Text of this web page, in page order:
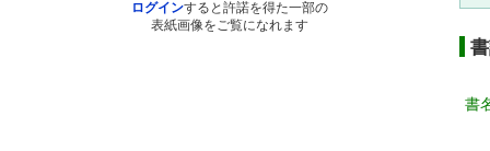
ログインすると許諾を得た一部の
表紙画像をご覧になれます
書